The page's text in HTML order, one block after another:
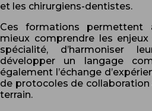
et les chirurgiens-dentistes.
Ces formations permettent
mieux comprendre les
spécialité, d’harmoniser
développer un langage
également l’échange
de protocoles de
terrain.